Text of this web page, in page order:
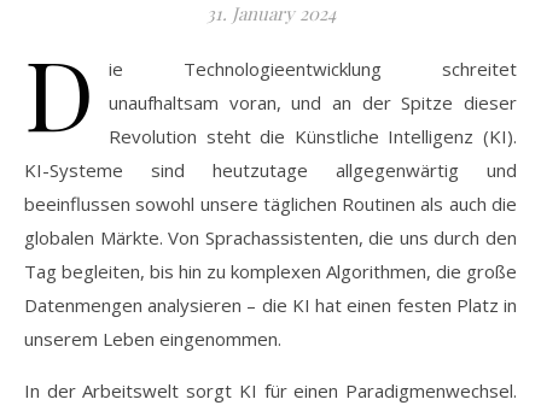
31. January 2024
D
ie Technologieentwicklung schreitet
unaufhaltsam voran, und an der Spitze dieser
Revolution steht die Künstliche Intelligenz (KI).
KI-Systeme sind heutzutage allgegenwärtig und
beeinflussen sowohl unsere täglichen Routinen als auch die
globalen Märkte. Von Sprachassistenten, die uns durch den
Tag begleiten, bis hin zu komplexen Algorithmen, die große
Datenmengen analysieren – die KI hat einen festen Platz in
unserem Leben eingenommen.
In der Arbeitswelt sorgt KI für einen Paradigmenwechsel.